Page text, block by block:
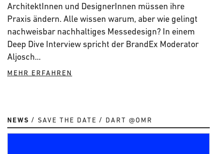
ArchitektInnen und DesignerInnen müssen ihre
Praxis ändern. Alle wissen warum, aber wie gelingt
nachweisbar nachhaltiges Messedesign? In einem
Deep Dive Interview spricht der BrandEx Moderator
Aljosch...
MEHR ERFAHREN
NEWS SAVE THE DATE DART @OMR